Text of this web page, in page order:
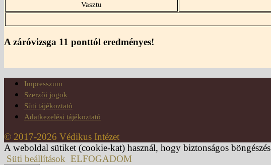
Vasztu
A záróvizsga 11 ponttól eredményes!
Impresszum
Szerzői jogok
Süti tájékoztató
Adatkezelési tájékoztató
© 2017-2026 Védikus Intézet
A weboldal sütiket (cookie-kat) használ, hogy biztonságos
Süti beállítások ELFOGADOM